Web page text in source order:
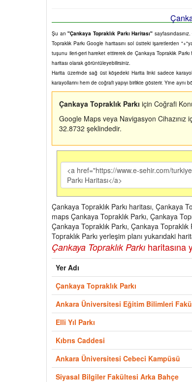
Şu an"Çankaya Topraklık Parkı Haritası"
Topraklık Parkı Google haritasını sol üstteki işaretlerden
tuşunu ileri-geri hareket ettirerek de Çankaya Topraklık
haritası olarak görüntüleyebilirsiniz.
Harita üzerinde sağ üst köşedeki Harita linki sadece
karayollarını hem de coğrafi yapıyı birlikte gösterir. Yine aynı
Çankaya Topraklık Parkı için Coğrafi
Google Maps veya Navigasyon Cihazınız
32.8732 şeklindedir.
Çankaya Topraklık Parkı haritası, Çankaya
maps Çankaya Topraklık Parkı, Çankaya
Çankaya Topraklık Parkı, Çankaya
Topraklık Parkı yerleşim planı yukarıdaki
Çankaya Topraklık Parkı haritasına
Yer Adı
Çankaya Topraklık Parkı
Ankara Üniversitesi Eğitim Bilimleri
Elli Yıl Parkı
Kıbrıs Caddesi
Ankara Üniversitesi Cebeci Kampüsü
Siyasal Bilgiler Fakültesi Arka Bahçe